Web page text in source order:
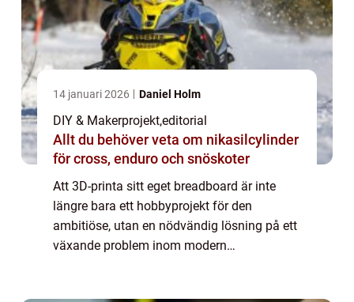
14 januari 2026 Daniel Holm
DIY & Makerprojekt,editorial
Allt du behöver veta om nikasilcylinder
för cross, enduro och snöskoter
Att 3D-printa sitt eget breadboard är inte
längre bara ett hobbyprojekt för den
ambitiöse, utan en nödvändig lösning på ett
växande problem inom modern